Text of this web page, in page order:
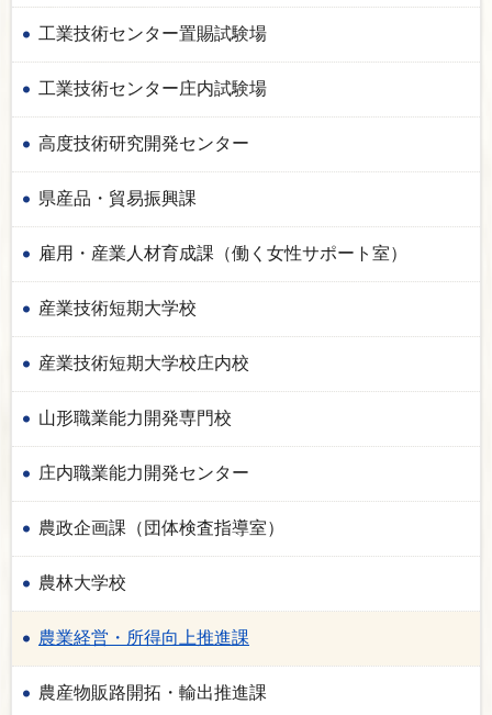
工業技術センター置賜試験場
工業技術センター庄内試験場
高度技術研究開発センター
県産品・貿易振興課
雇用・産業人材育成課（働く女性サポート室）
産業技術短期大学校
産業技術短期大学校庄内校
山形職業能力開発専門校
庄内職業能力開発センター
農政企画課（団体検査指導室）
農林大学校
農業経営・所得向上推進課
農産物販路開拓・輸出推進課